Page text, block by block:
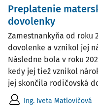
Preplatenie
dovolenky
Zamestnankyňa od roku
dovolenke a vznikol jej
Následne bola v roku
kedy jej tiež vznikol
jej skončila rodičovská
Ing. Iveta Matlovičová